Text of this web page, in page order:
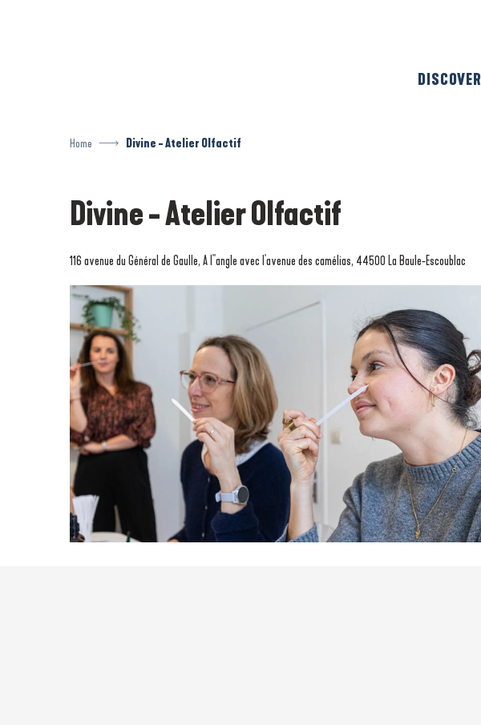
DISCOVER
Home Divine - Atelier Olfactif
Divine - Atelier Olfactif
116 avenue du Général de Gaulle, A l''angle avec l'avenue des camélias, 44500 La Baule-Escoublac